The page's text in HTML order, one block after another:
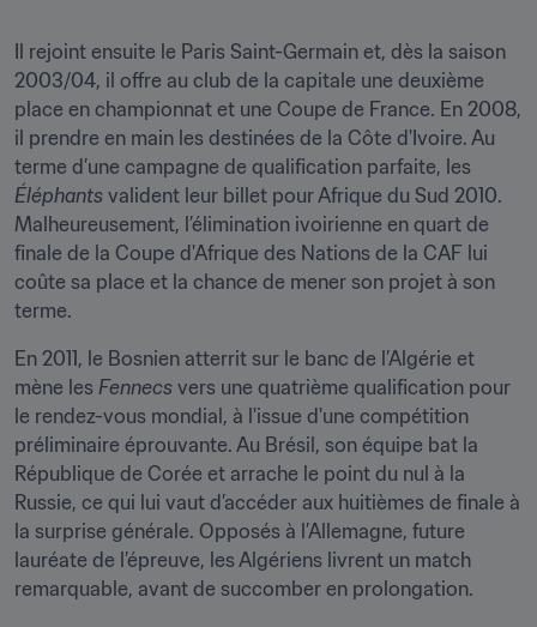
Il rejoint ensuite le Paris Saint-Germain et, dès la saison
2003/04, il offre au club de la capitale une deuxième
place en championnat et une Coupe de France. En 2008,
il prendre en main les destinées de la Côte d'Ivoire. Au
Éléphants valident leur billet pour Afrique du Sud 2010.
Malheureusement, l’élimination ivoirienne en quart de
finale de la Coupe d'Afrique des Nations de la CAF lui
coûte sa place et la chance de mener son projet à son
terme.
En 2011, le Bosnien atterrit sur le banc de l’Algérie et
mène les Fennecs vers une quatrième qualification pour
le rendez-vous mondial, à l'issue d'une compétition
préliminaire éprouvante. Au Brésil, son équipe bat la
République de Corée et arrache le point du nul à la
Russie, ce qui lui vaut d’accéder aux huitièmes de finale à
la surprise générale. Opposés à l’Allemagne, future
lauréate de l’épreuve, les Algériens livrent un match
remarquable, avant de succomber en prolongation.